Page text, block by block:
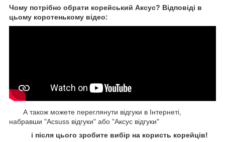
Чому потрібно обрати корейський Аксус? Відповіді в
цьому коротенькому відео:
А також можете переглянути відгуки в Інтернеті,
набравши "Acsuss відгуки" або "Аксус відгуки"
і після цього зробите вибір на користь корейців!